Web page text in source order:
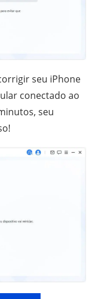
seu iPhone
conectado ao
seu